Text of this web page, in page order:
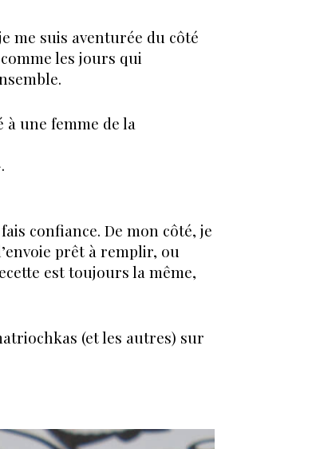
me suis aventurée du côté
les jours qui
une femme de la
confiance. De mon côté, je
prêt à remplir, ou
est toujours la même,
(et les autres) sur